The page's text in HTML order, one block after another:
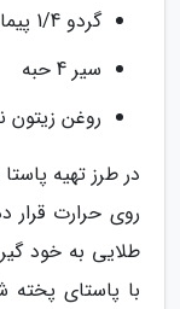
گردو 1/4 پیمانه
سیر 4 حبه
روغن زیتون
در طرز تهیه
روی حرارت
طلایی به خود
با پاستای